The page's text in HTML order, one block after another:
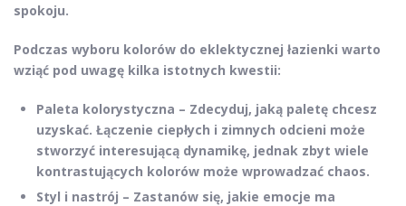
spokoju.
Podczas wyboru kolorów do eklektycznej łazienki warto
wziąć pod uwagę kilka istotnych kwestii:
Paleta kolorystyczna – Zdecyduj, jaką paletę chcesz
uzyskać. Łączenie ciepłych i zimnych odcieni może
stworzyć interesującą dynamikę, jednak zbyt wiele
kontrastujących kolorów może wprowadzać chaos.
Styl i nastrój – Zastanów się, jakie emocje ma